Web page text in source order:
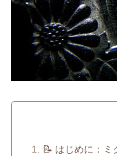
📝 はじめに：